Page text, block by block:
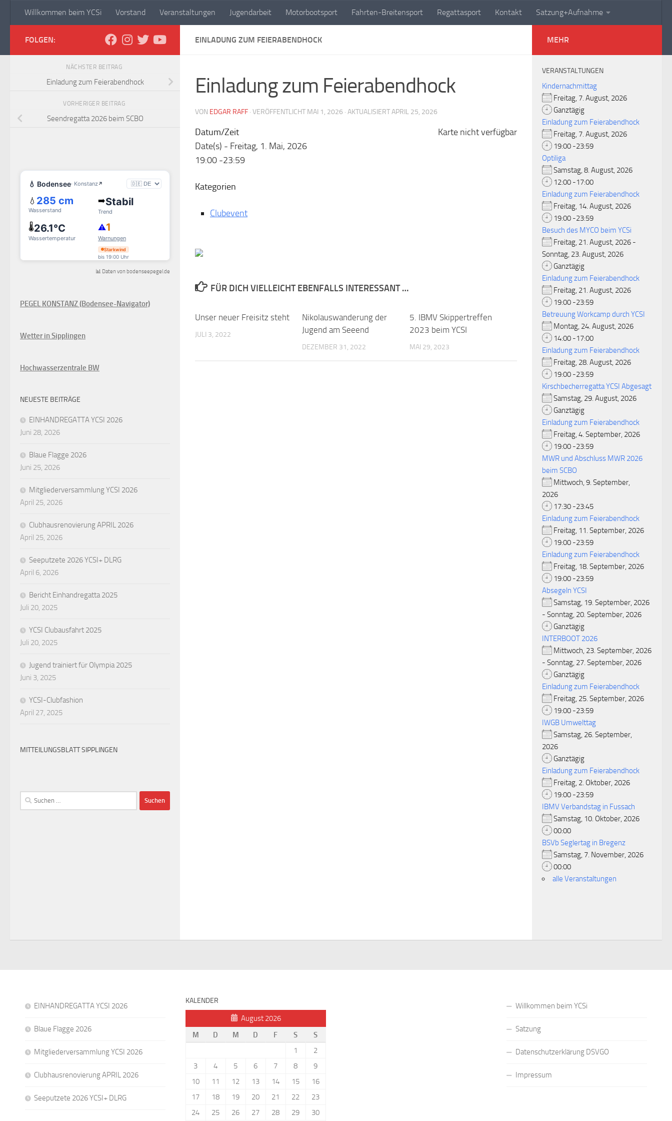
Zum Inhalt springen
Yachtclub Sipplingen
Willkommen beim YCSi Vorstand Veranstaltungen Jugendarbeit Motorbootsport Fahrten-Breitensport Regattasport Kontakt Satzung+Aufnahme
EINLADUNG ZUM FEIERABENDHOCK
Einladung zum Feierabendhock
VON EDGAR RAFF · VERÖFFENTLICHT MAI 1, 2026 · AKTUALISIERTAPRIL 25, 2026
Karte nicht verfügbar
Datum/Zeit
Date(s) - Freitag, 1. Mai, 2026
19:00 -23:59
Kategorien
Clubevent
FÜR DICH VIELLEICHT EBENFALLS INTERESSANT …
Unser neuer Freisitz steht
JULI 3, 2022
Nikolauswanderung der
Jugend am Seeend
DEZEMBER 31, 2022
5. IBMV Skippertreffen
2023 beim YCSI
MAI 29, 2023
FOLGEN:
NÄCHSTER BEITRAG
Einladung zum Feierabendhock
VORHERIGER BEITRAG
Seendregatta 2026 beim SCBO
📊 Daten von bodenseepegel.de
PEGEL KONSTANZ (Bodensee-Navigator)
Wetter in Sipplingen
Hochwasserzentrale BW
NEUESTE BEITRÄGE
EINHANDREGATTA YCSI 2026
Juni 28, 2026
Blaue Flagge 2026
Juni 25, 2026
Mitgliederversammlung YCSI 2026
April 25, 2026
Clubhausrenovierung APRIL 2026
April 25, 2026
Seeputzete 2026 YCSI+ DLRG
April 6, 2026
Bericht Einhandregatta 2025
Juli 20, 2025
YCSI Clubausfahrt 2025
Juli 20, 2025
Jugend trainiert für Olympia 2025
Juni 3, 2025
YCSI-Clubfashion
April 27, 2025
MITTEILUNGSBLATT SIPPLINGEN
Suchen
nach:
MEHR
VERANSTALTUNGEN
Kindernachmittag
Freitag, 7. August, 2026
Ganztägig
Einladung zum Feierabendhock
Freitag, 7. August, 2026
19:00 -23:59
Optiliga
Samstag, 8. August, 2026
12:00 -17:00
Einladung zum Feierabendhock
Freitag, 14. August, 2026
19:00 -23:59
Besuch des MYCO beim YCSi
Freitag, 21. August, 2026 -
Sonntag, 23. August, 2026
Ganztägig
Einladung zum Feierabendhock
Freitag, 21. August, 2026
19:00 -23:59
Betreuung Workcamp durch YCSI
Montag, 24. August, 2026
14:00 -17:00
Einladung zum Feierabendhock
Freitag, 28. August, 2026
19:00 -23:59
Kirschbecherregatta YCSI Abgesagt
Samstag, 29. August, 2026
Ganztägig
Einladung zum Feierabendhock
Freitag, 4. September, 2026
19:00 -23:59
MWR und Abschluss MWR 2026
beim SCBO
Mittwoch, 9. September,
2026
17:30 -23:45
Einladung zum Feierabendhock
Freitag, 11. September, 2026
19:00 -23:59
Einladung zum Feierabendhock
Freitag, 18. September, 2026
19:00 -23:59
Absegeln YCSI
Samstag, 19. September, 2026
- Sonntag, 20. September, 2026
Ganztägig
INTERBOOT 2026
Mittwoch, 23. September, 2026
- Sonntag, 27. September, 2026
Ganztägig
Einladung zum Feierabendhock
Freitag, 25. September, 2026
19:00 -23:59
IWGB Umwelttag
Samstag, 26. September,
2026
Ganztägig
Einladung zum Feierabendhock
Freitag, 2. Oktober, 2026
19:00 -23:59
IBMV Verbandstag in Fussach
Samstag, 10. Oktober, 2026
00:00
BSVb Seglertag in Bregenz
Samstag, 7. November, 2026
00:00
alle Veranstaltungen
EINHANDREGATTA YCSI 2026
Blaue Flagge 2026
Mitgliederversammlung YCSI 2026
Clubhausrenovierung APRIL 2026
Seeputzete 2026 YCSI+ DLRG
KALENDER
August 2026
M
D M D F S
S
1
2
3
4 5 6 7 8
9
10
11 12 13 14 15
16
17
18 19 20 21 22
23
24
25 26 27 28 29 30
Willkommen beim YCSi
Satzung
Datenschutzerklärung DSVGO
Impressum